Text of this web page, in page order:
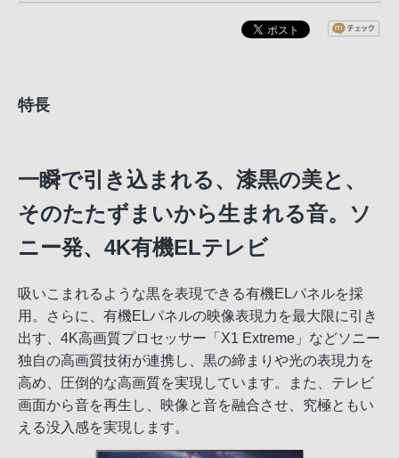
特長
一瞬で引き込まれる、漆黒の美と、
そのたたずまいから生まれる音。ソ
ニー発、4K有機ELテレビ
吸いこまれるような黒を表現できる有機ELパネルを採
用。さらに、有機ELパネルの映像表現力を最大限に引き
出す、4K高画質プロセッサー「X1 Extreme」などソニー
独自の高画質技術が連携し、黒の締まりや光の表現力を
高め、圧倒的な高画質を実現しています。また、テレビ
画面から音を再生し、映像と音を融合させ、究極ともい
える没入感を実現します。